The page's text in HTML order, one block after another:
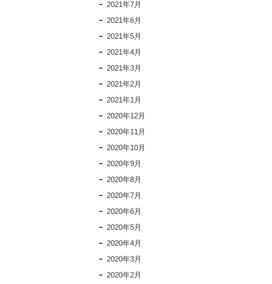
2021年7月
2021年6月
2021年5月
2021年4月
2021年3月
2021年2月
2021年1月
2020年12月
2020年11月
2020年10月
2020年9月
2020年8月
2020年7月
2020年6月
2020年5月
2020年4月
2020年3月
2020年2月